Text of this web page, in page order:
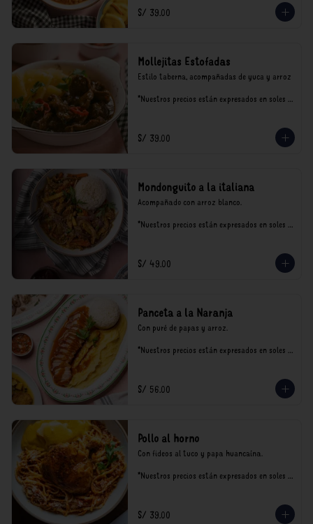
consumo.
S/ 39.00
Mollejitas Estofadas
Estilo taberna, acompañadas de yuca y arroz
*Nuestros precios están expresados en soles e
S/ 39.00
Mondonguito a la italiana
Acompañado con arroz blanco.
*Nuestros precios están expresados en soles e
S/ 49.00
Panceta a la Naranja
Con puré de papas y arroz.
*Nuestros precios están expresados en soles e
S/ 56.00
Pollo al horno
Con fideos al tuco y papa huancaína.
*Nuestros precios están expresados en soles e
S/ 39.00